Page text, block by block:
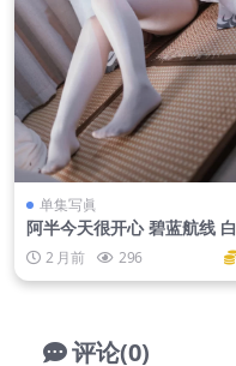
单集写眞
阿半今天很开心 碧蓝航线 白
凤和服[60P1V-752M]
2 月前 296
评论(0)